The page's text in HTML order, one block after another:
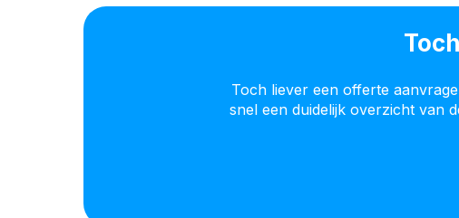
Toch liever een offerte
snel een duidelijk overzicht van